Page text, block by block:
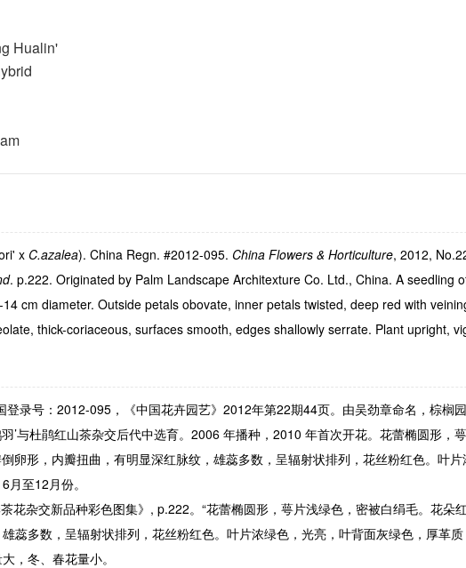
Hualin'
x C.azalea). China Regn. #2012-095. China Flowers & Horticulture, 2012, No.
. p.222. Originated by Palm Landscape Architexture Co. Ltd., China. A seedling
cm diameter. Outside petals obovate, inner petals twisted, deep red with
thick-coriaceous, surfaces smooth, edges shallowly serrate. Plant upright,
登录号： 2012-095 ，《中国花卉园艺》 2012年第22期44页。由吴劲章命名，棕榈
’与杜鹃红山茶杂交后代中选育。 2006 年播种， 2010 年首次开花。花蕾椭圆形，
倒卵形，内瓣扭曲，有明显深红脉纹，雄蕊多数，呈辐射状排列，花丝粉红色。叶
6月至12月份。
花杂交新品种彩色图集》, p.222。“花蕾椭圆形，萼片浅绿色，密被白绢毛。花
蕊多数，呈辐射状排列，花丝粉红色。叶片浓绿色，光亮，叶背面灰绿色，厚革
，冬、春花量小。